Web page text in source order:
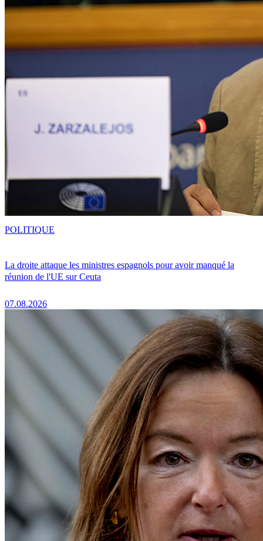
La droite attaque les ministres espagnols pour avoir manqué la
réunion de l'UE sur Ceuta
07.08.2026
POLITIQUE